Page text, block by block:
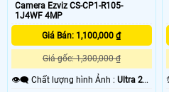
Camera Ezviz CS-CP1-R105-
1J4WF 4MP
Giá Bán: 1,100,000 ₫
Giá gốc: 1,300,000 ₫
👁️‍🗨 Chất lượng hình Ảnh : Ultra 2k